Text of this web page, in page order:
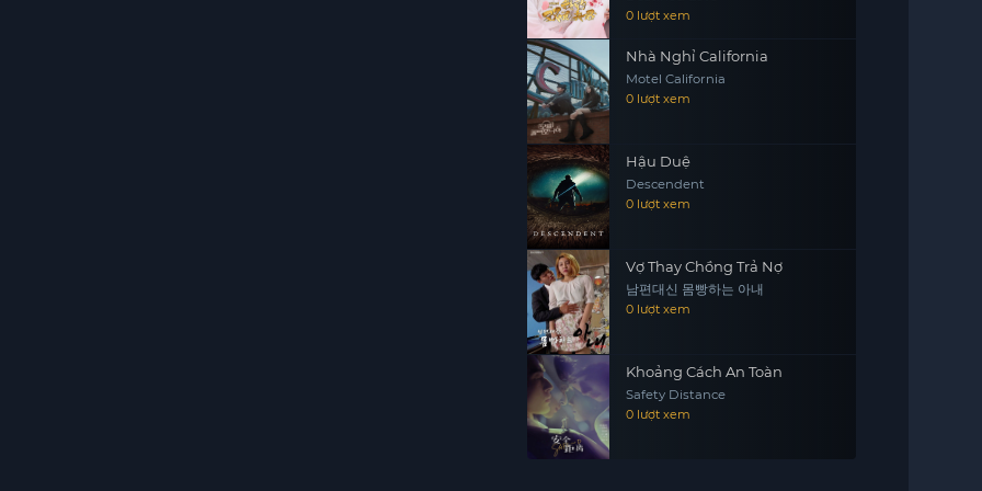
0 lượt xem
Nhà Nghỉ California
Motel California
0 lượt xem
Hậu Duệ
Descendent
0 lượt xem
Vợ Thay Chồng Trả Nợ
남편대신 몸빵하는 아내
0 lượt xem
Khoảng Cách An Toàn
Safety Distance
0 lượt xem